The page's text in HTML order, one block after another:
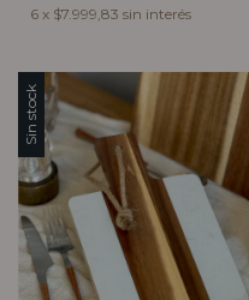
6 x $7.999,83 sin interés
Sin stock